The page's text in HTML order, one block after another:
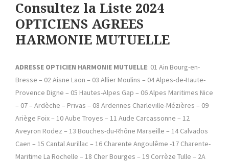
Consultez la Liste 2024
OPTICIENS AGREES
HARMONIE MUTUELLE
ADRESSE OPTICIEN HARMONIE MUTUELLE: 01 Ain Bourg-en-
Bresse – 02 Aisne Laon – 03 Allier Moulins – 04 Alpes-de-Haute-
Provence Digne – 05 Hautes-Alpes Gap – 06 Alpes Maritimes Nice
– 07 – Ardèche – Privas – 08 Ardennes Charleville-Mézières – 09
Ariège Foix – 10 Aube Troyes – 11 Aude Carcassonne – 12
Aveyron Rodez – 13 Bouches-du-Rhône Marseille – 14 Calvados
Caen – 15 Cantal Aurillac – 16 Charente Angoulême -17 Charente-
Maritime La Rochelle – 18 Cher Bourges – 19 Corrèze Tulle – 2A